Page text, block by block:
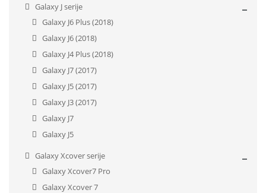
Galaxy J serije
Galaxy J6 Plus (2018)
Galaxy J6 (2018)
Galaxy J4 Plus (2018)
Galaxy J7 (2017)
Galaxy J5 (2017)
Galaxy J3 (2017)
Galaxy J7
Galaxy J5
Galaxy Xcover serije
Galaxy Xcover7 Pro
Galaxy Xcover 7